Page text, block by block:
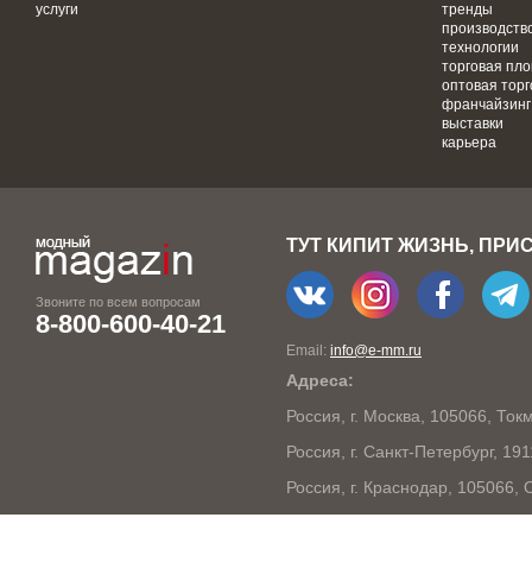
услуги
тренды
технологии
торговая
оптовая
франчайзинг
выставки
карьера
Звоните по всем вопросам
8-800-600-40-21
ТУТ КИПИТ ЖИЗНЬ,
Email: info@e-mm.ru
Адреса:
Россия, г. Москва, 105066,
Россия, г. Санкт-Петербург,
Россия, г. Краснодар,